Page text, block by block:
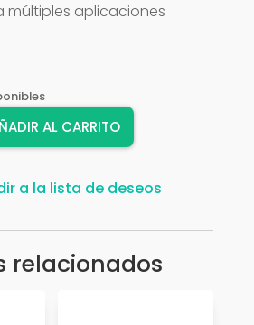
múltiples aplicaciones
AL CARRITO
a la lista de deseos
relacionados